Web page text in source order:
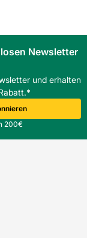
mit
hohe
Montage
Newsletter
und erhalten
200€